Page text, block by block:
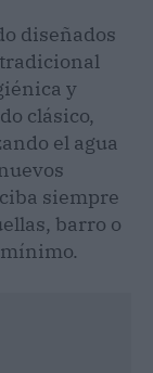
diseñados
y
clásico,
el agua
siempre
barro o